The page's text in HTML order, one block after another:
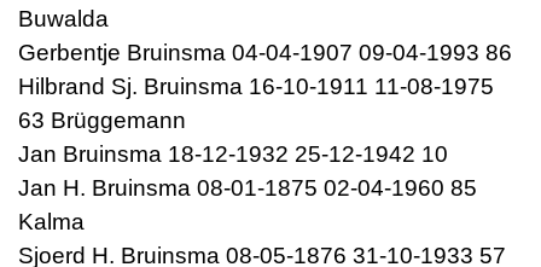
Buwalda
Gerbentje Bruinsma 04-04-1907 09-04-1993 86
Hilbrand Sj. Bruinsma 16-10-1911 11-08-1975
63 Brüggemann
Jan Bruinsma 18-12-1932 25-12-1942 10
Jan H. Bruinsma 08-01-1875 02-04-1960 85
Kalma
Sjoerd H. Bruinsma 08-05-1876 31-10-1933 57